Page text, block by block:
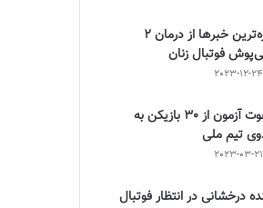
تازه‌ترین خبرها از درمان ۲
فوتبال زنان
2023-12-24
دعوت آزمون از 30 بازیکن به
تیم ملی
2023-03-21
درخشانی در انتظار فوتبال